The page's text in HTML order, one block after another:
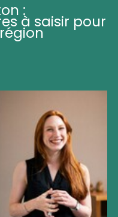
:
à saisir pour